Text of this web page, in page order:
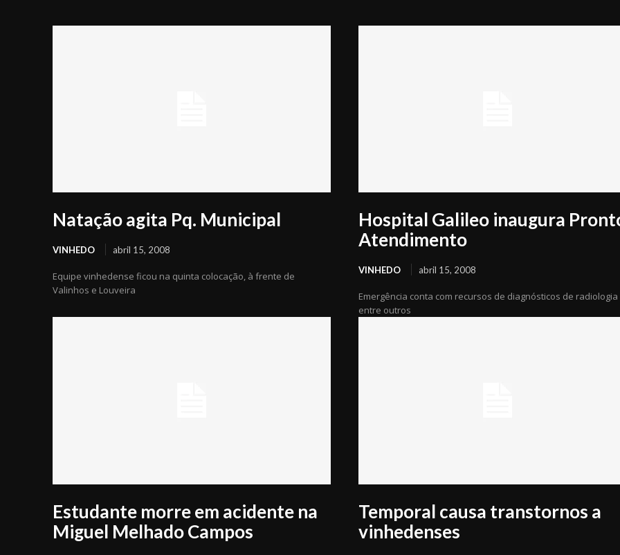
Natação agita Pq. Municipal
VINHEDO abril 15, 2008
Equipe vinhedense ficou na quinta colocação, à frente de
Valinhos e Louveira
Hospital Galileo inaugura
Atendimento
VINHEDO abril 15, 2008
Emergência conta com recursos de diagnósticos de radiologia
entre outros
Estudante morre em acidente na
Miguel Melhado Campos
Temporal causa transtornos a
vinhedenses